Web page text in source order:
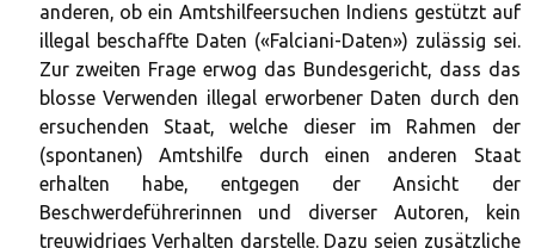
anderen, ob ein Amtshilfeersuchen Indiens gestützt auf
illegal beschaffte Daten («Falciani-Daten») zulässig sei.
Zur zweiten Frage erwog das Bundesgericht, dass das
blosse Verwenden illegal erworbener Daten durch den
ersuchenden Staat, welche dieser im Rahmen der
(spontanen) Amtshilfe durch einen anderen Staat
erhalten habe, entgegen der Ansicht der
Beschwerdeführerinnen und diverser Autoren, kein
treuwidriges Verhalten darstelle. Dazu seien zusätzliche